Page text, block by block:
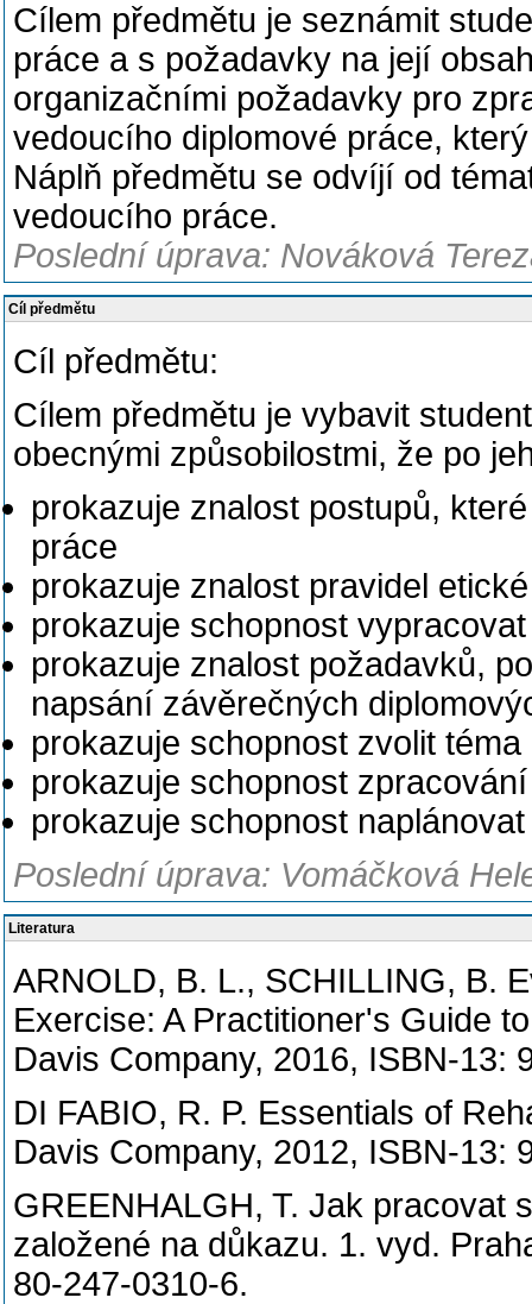
Cílem předmětu je seznámit
práce a s požadavky na její
organizačními požadavky pro
vedoucího diplomové práce,
Náplň předmětu se odvíjí od
vedoucího práce.
Poslední úprava: Nováková
Cíl předmětu
Cíl předmětu:
Cílem předmětu je vybavit
obecnými způsobilostmi, že po
prokazuje znalost postupů,
práce
prokazuje znalost pravidel
prokazuje schopnost
prokazuje znalost požadavků,
napsání závěrečných
prokazuje schopnost zvolit
prokazuje schopnost
prokazuje schopnost
Poslední úprava: Vomáčková
Literatura
ARNOLD, B. L., SCHILLING, B.
Exercise: A Practitioner's Guide
Davis Company, 2016, ISBN-13:
DI FABIO, R. P. Essentials of
Davis Company, 2012, ISBN-13:
GREENHALGH, T. Jak pracovat
založené na důkazu. 1. vyd.
80-247-0310-6.